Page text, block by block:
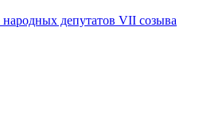
депутатов VII созыва